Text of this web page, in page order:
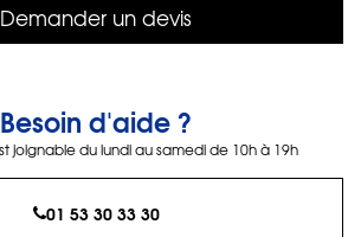
Demander un devis
Besoin d'aide ?
joignable du lundi au samedi de 10h à 19h
01 53 30 33 30